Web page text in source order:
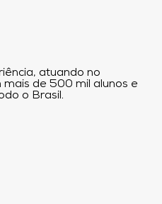
atuando no
de 500 mil alunos e
o Brasil.